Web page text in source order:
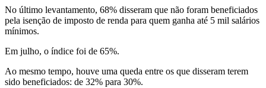
No último levantamento, 68% disseram que não foram beneficiados
pela isenção de imposto de renda para quem ganha até 5 mil salários
mínimos.
Em julho, o índice foi de 65%.
Ao mesmo tempo, houve uma queda entre os que disseram terem
sido beneficiados: de 32% para 30%.